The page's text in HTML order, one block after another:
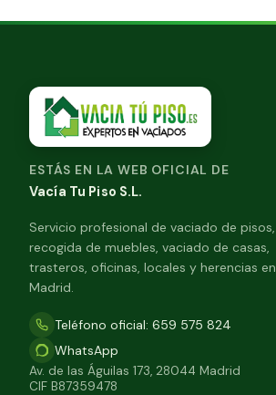
ESTÁS EN LA WEB OFICIAL DE
Vacía Tu Piso S.L.
Servicio profesional de vaciado de pisos,
recogida de muebles, vaciado de casas,
trasteros, oficinas, locales y herencias en
Madrid.
Teléfono oficial: 659 575 824
WhatsApp
Av. de las Águilas 173, 28044 Madrid
CIF B87359478